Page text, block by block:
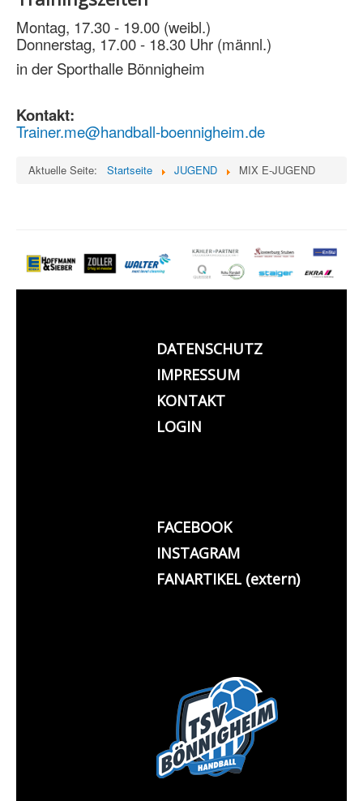
Montag, 17.30 - 19.00 (weibl.)
Donnerstag, 17.00 - 18.30 Uhr (männl.)
in der Sporthalle Bönnigheim
Kontakt:
Trainer.me@handball-boennigheim.de
Aktuelle Seite: Startseite JUGEND MIX E-JUGEND
DATENSCHUTZ
IMPRESSUM
KONTAKT
LOGIN
FACEBOOK
INSTAGRAM
FANARTIKEL (extern)